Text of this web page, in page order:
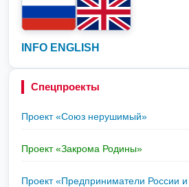
INFO ENGLISH
Спецпроекты
Проект «Союз нерушимый»
Проект «Закрома Родины»
Проект «Предприниматели России